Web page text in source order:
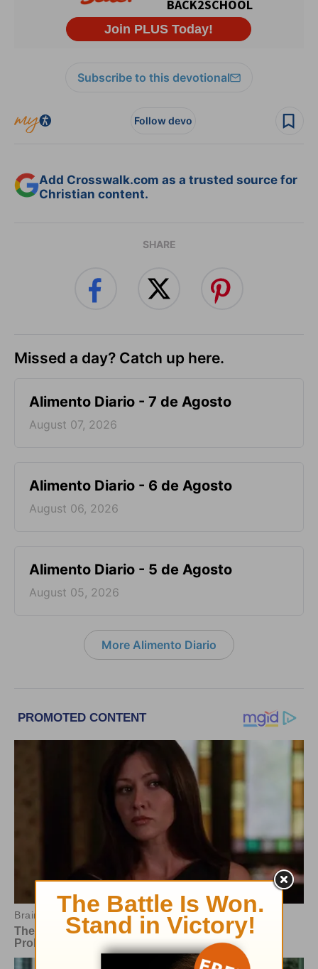
Subscribe to this devotional
Follow devo
Add Crosswalk.com as a trusted source for
Christian content.
SHARE
Missed a day? Catch up here.
Alimento Diario - 7 de Agosto
August 07, 2026
Alimento Diario - 6 de Agosto
August 06, 2026
Alimento Diario - 5 de Agosto
August 05, 2026
More Alimento Diario